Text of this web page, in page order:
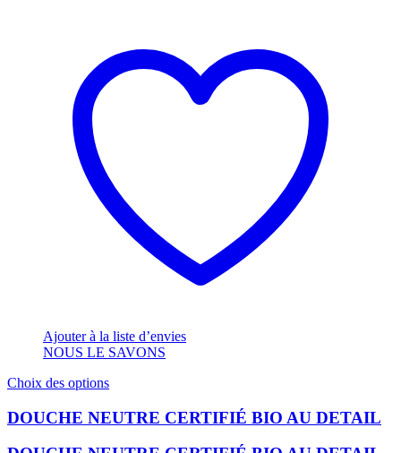
Ajouter à la liste d’envies
NOUS LE SAVONS
Choix des optionsCe
a
plusieurs
variations.
DOUCHE NEUTRE CERTIFIÉ BIO AU DETAIL